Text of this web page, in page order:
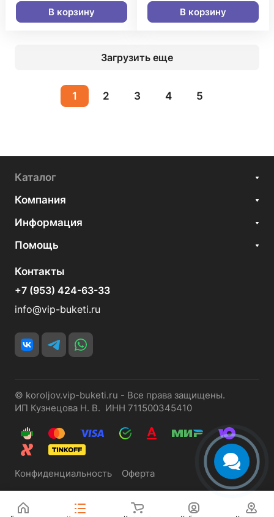
В корзину В корзину
Загрузить еще
1 2 3 4 5
Каталог
Компания
Информация
Помощь
Контакты
+7 (953) 424-63-33
info@vip-buketi.ru
© koroljov.vip-buketi.ru - Все права защищены.
ИП Кузнецова Н. В. ИНН 711500345410
Конфиденциальность Оферта